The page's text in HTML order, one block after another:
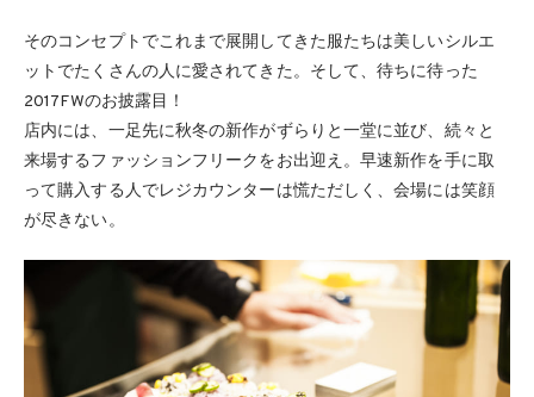
そのコンセプトでこれまで展開してきた服たちは美しいシルエ
ットでたくさんの人に愛されてきた。そして、待ちに待った
2017FWのお披露目！
店内には、一足先に秋冬の新作がずらりと一堂に並び、続々と
来場するファッションフリークをお出迎え。早速新作を手に取
って購入する人でレジカウンターは慌ただしく、会場には笑顔
が尽きない。